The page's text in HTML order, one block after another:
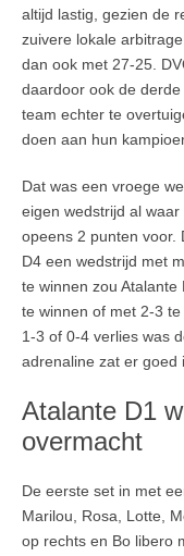
altijd lastig, gezien de
zuivere lokale
dan ook met 27-25.
daardoor ook de
team echter te
doen aan hun
Dat was een vroege
eigen wedstrijd al
opeens 2 punten voor.
D4 een wedstrijd met
te winnen zou
te winnen of met 2-3
1-3 of 0-4 verlies was
adrenaline zat er goed
Atalante D1
overmacht
De eerste set in met
Marilou, Rosa, Lotte,
op rechts en Bo libero